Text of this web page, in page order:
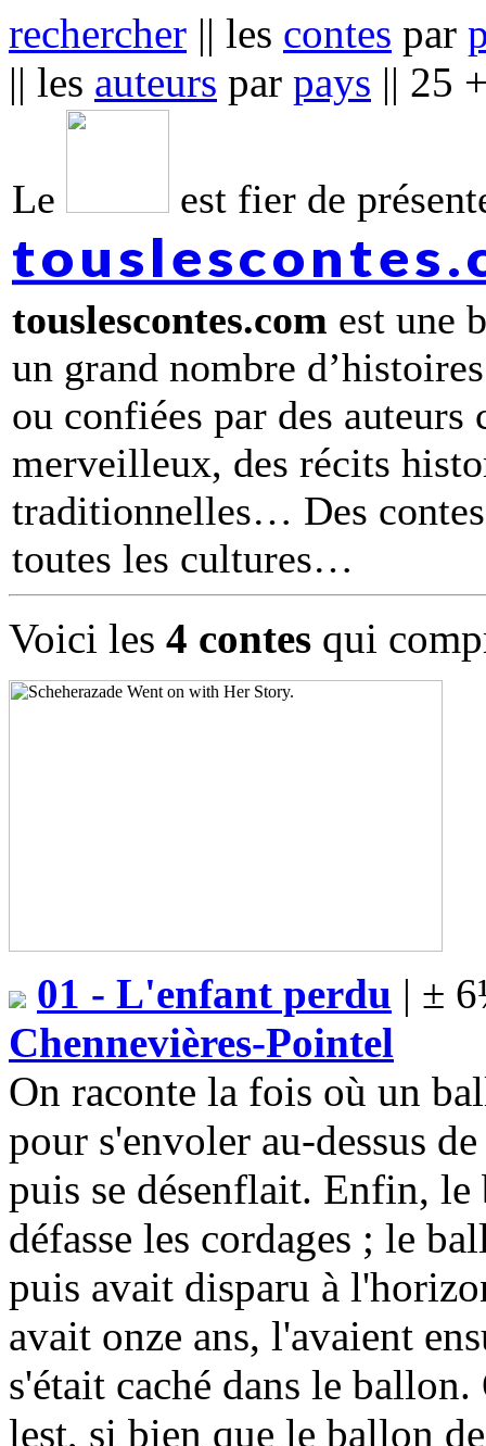
rechercher || les contes par
|| les auteurs par pays || 25
Le est fier de
touslescontes.com est une
un grand nombre
ou confiées par des
merveilleux, des récits
traditionnelles… Des
toutes les cultures
Voici les 4 contes qui
01 - L'enfant perdu | ±
Chennevières-Pointel
On raconte la fois où un
pour s'envoler au-dessus
puis se désenflait. Enfin,
défasse les cordages ; le
puis avait disparu à
avait onze ans, l'avaient
s'était caché dans le
lest, si bien que le ballon